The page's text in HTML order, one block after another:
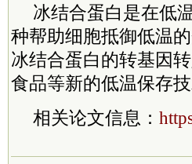
冰结合蛋白是在低
种帮助细胞抵御低温
冰结合蛋白的转基因
食品等新的低温保存
相关论文信息：